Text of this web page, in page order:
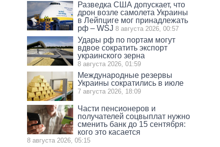
Разведка США допускает, что
дрон возле самолета Украины
в Лейпциге мог принадлежать
рф – WSJ 8 августа 2026, 00:57
Удары рф по портам могут
вдвое сократить экспорт
украинского зерна
8 августа 2026, 01:59
Международные резервы
Украины сократились в июле
7 августа 2026, 18:09
Части пенсионеров и
получателей соцвыплат нужно
сменить банк до 15 сентября:
кого это касается
8 августа 2026, 05:15